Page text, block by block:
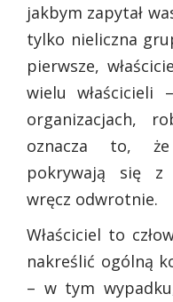
jakbym zapytał
tylko nieliczna
pierwsze,
wielu właścicieli
organizacjach,
oznacza to, że
pokrywają się z
wręcz odwrotnie.
Właściciel to
nakreślić ogólną
– w tym